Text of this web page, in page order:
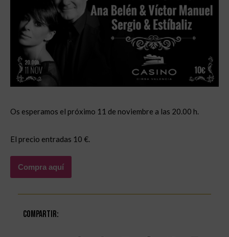
Os esperamos el próximo 11 de noviembre a las 20.00 h.
El precio entradas 10 €.
Compra aquí
Compartir: